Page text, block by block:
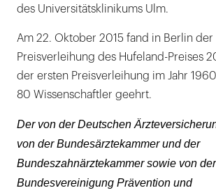
des Universitätsklinikums Ulm.
Am 22. Oktober 2015 fand in Berlin der
Preisverleihung des Hufeland-Preises
der ersten Preisverleihung im Jahr
80 Wissenschaftler geehrt.
Der von der Deutschen
von der Bundesärztekammer und der
Bundeszahnärztekammer sowie von der
Bundesvereinigung Prävention und